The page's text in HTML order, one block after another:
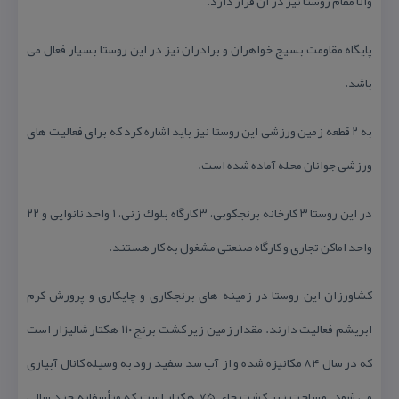
پایگاه مقاومت بسیج خواهران و برادران نیز در این روستا بسیار فعال می
باشد.
به ۲ قطعه زمین ورزشی این روستا نیز باید اشاره كرد كه برای فعالیت های
ورزشی جوانان محله آماده شده است.
در این روستا ۳ كارخانه برنجكوبی، ۳ كارگاه بلوك زنی، ۱ واحد نانوایی و ۲۲
واحد اماكن تجاری و كارگاه صنعتی مشغول به كار هستند.
كشاورزان این روستا در زمینه های برنجكاری و چایكاری و پرورش كرم
ابریشم فعالیت دارند. مقدار زمین زیر كشت برنج ۱۱۰ هكتار شالیزار است
كه در سال ۸۴ مكانیزه شده و از آب سد سفید رود به وسیله كانال آبیاری